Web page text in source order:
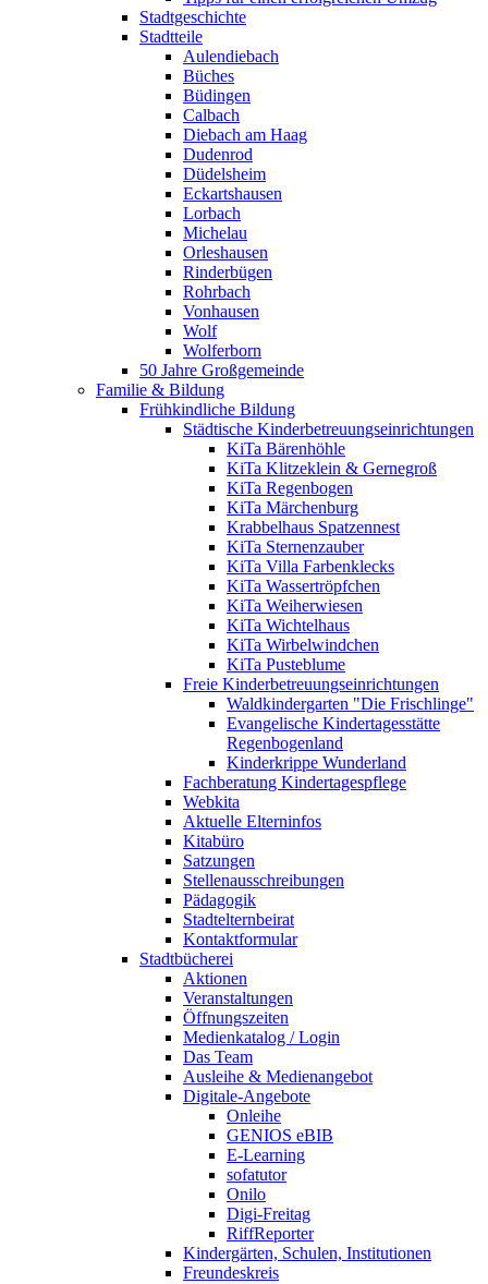
Stadtgeschichte
Stadtteile
Aulendiebach
Büches
Büdingen
Calbach
Diebach am Haag
Dudenrod
Düdelsheim
Eckartshausen
Lorbach
Michelau
Orleshausen
Rinderbügen
Rohrbach
Vonhausen
Wolf
Wolferborn
50 Jahre Großgemeinde
Familie & Bildung
Frühkindliche Bildung
Städtische Kinderbetreuungseinrichtungen
KiTa Bärenhöhle
KiTa Klitzeklein & Gernegroß
KiTa Regenbogen
KiTa Märchenburg
Krabbelhaus Spatzennest
KiTa Sternenzauber
KiTa Villa Farbenklecks
KiTa Wassertröpfchen
KiTa Weiherwiesen
KiTa Wichtelhaus
KiTa Wirbelwindchen
KiTa Pusteblume
Freie Kinderbetreuungseinrichtungen
Waldkindergarten "Die Frischlinge"
Evangelische Kindertagesstätte
Regenbogenland
Kinderkrippe Wunderland
Fachberatung Kindertagespflege
Webkita
Aktuelle Elterninfos
Kitabüro
Satzungen
Stellenausschreibungen
Pädagogik
Stadtelternbeirat
Kontaktformular
Stadtbücherei
Aktionen
Veranstaltungen
Öffnungszeiten
Medienkatalog / Login
Das Team
Ausleihe & Medienangebot
Digitale-Angebote
Onleihe
GENIOS eBIB
E-Learning
sofatutor
Onilo
Digi-Freitag
RiffReporter
Kindergärten, Schulen, Institutionen
Freundeskreis